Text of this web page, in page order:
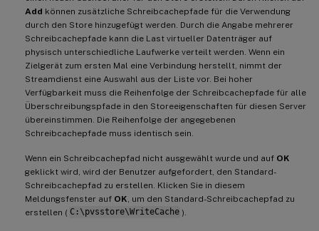
Add können zusätzliche Schreibcachepfade für die Verwendung
durch den Store hinzugefügt werden. Durch die Angabe mehrerer
Schreibcachepfade kann die Last virtueller Datenträger auf
physisch unterschiedliche Laufwerke verteilt werden. Wenn ein
Zielgerät zum ersten Mal eine Verbindung herstellt, nimmt der
Streamdienst eine Auswahl aus der Liste vor. Bei hoher
Verfügbarkeit muss die Reihenfolge der Schreibcachepfade für alle
Überschreibungspfade in den Storeeigenschaften für diesen Server
übereinstimmen. Die Reihenfolge der angegebenen
Schreibcachepfade muss identisch sein.
Wenn ein Schreibcachepfad nicht ausgewählt wurde und auf OK
geklickt wird, wird der Benutzer aufgefordert, den Standard-
Schreibcachepfad zu erstellen. Klicken Sie in diesem
Meldungsfenster auf OK , um den Standard-Schreibcachepfad zu
erstellen ( C:\pvsstore\WriteCache ).